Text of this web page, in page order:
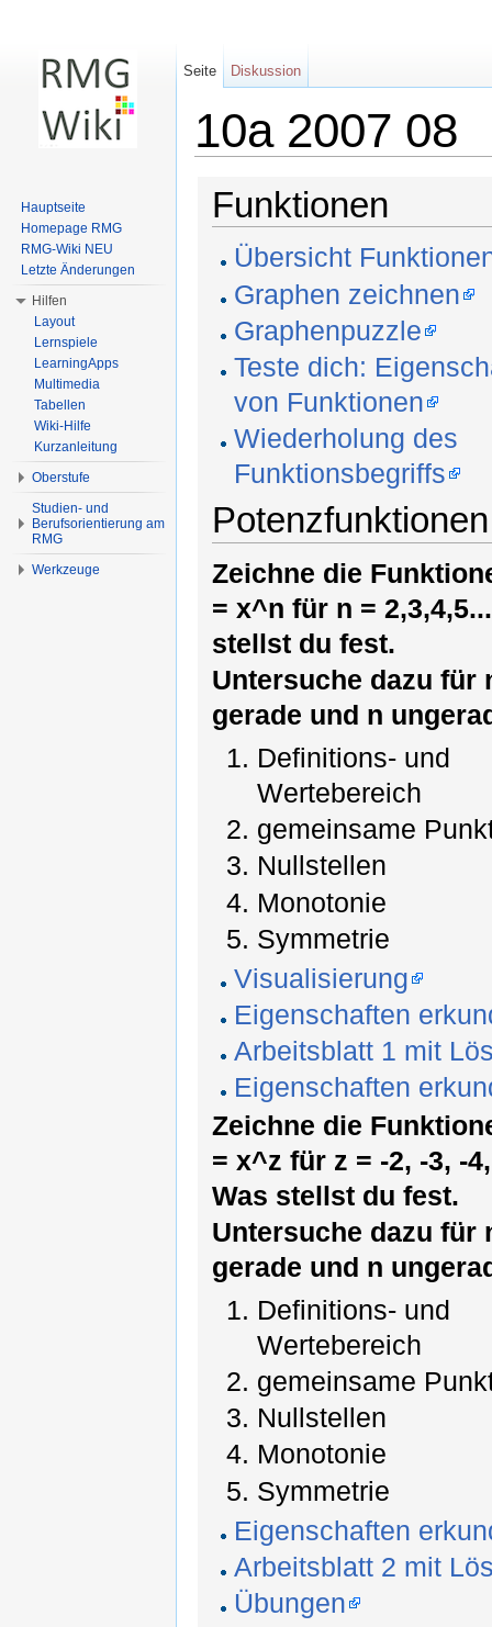
10a 2007 08
Funktionen
Übersicht
Graphen zeichnen
Graphenpuzzle
Teste dich:
von Funktionen
Wiederholung des
Funktionsbegriffs
Potenzfunktionen
Zeichne die
= x^n für n =
stellst du fest.
Untersuche dazu für
gerade und n
Definitions- und
Wertebereich
gemeinsame
Nullstellen
Monotonie
Symmetrie
Visualisierung
Eigenschaften
Arbeitsblatt 1 mit
Eigenschaften
Zeichne die
= x^z für z = -2, -3, -
Was stellst du fest.
Untersuche dazu für
gerade und n
Definitions- und
Wertebereich
gemeinsame
Nullstellen
Monotonie
Symmetrie
Eigenschaften
Arbeitsblatt 2 mit
Übungen
Seite Diskussion
Hauptseite
Homepage RMG
RMG-Wiki NEU
Letzte Änderungen
Hilfen
Layout
Lernspiele
LearningApps
Multimedia
Tabellen
Wiki-Hilfe
Kurzanleitung
Oberstufe
Studien- und
Berufsorientierung am
RMG
Werkzeuge